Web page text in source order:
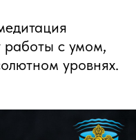
работы с умом,
уровнях.